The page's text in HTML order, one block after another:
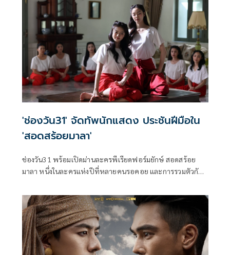
เศรษฐพงษ์ และ หนูเล็ก ทิฐินันท์
'ช่องวัน31' จัดทัพนักแสดง ประชันฝีมือใน
'สอดสร้อยมาลา'
ช่องวัน31 พร้อมเปิดม่านละครพีเรียดฟอร์มยักษ์ สอดสร้อย
มาลา หนึ่งในละครแห่งปีที่หลายคนรอคอย และการรวมตัวกัน
“เมื่อมิตรภาพของ สองนางรำเพื่อนรัก ต้องพังทลาย เพราะรัก
เกินเพื่อน” ซึ่งนำแสดงโดยพระเอกหนุ่มตัวท็อป เข้ม หัส
วีร์ และ กระทิง ขุนณรงค์ ที่มาประชันบทบาทกับ 2 สาว มาเบล
สุชาดา และ เอินเอิน ฟาติมา